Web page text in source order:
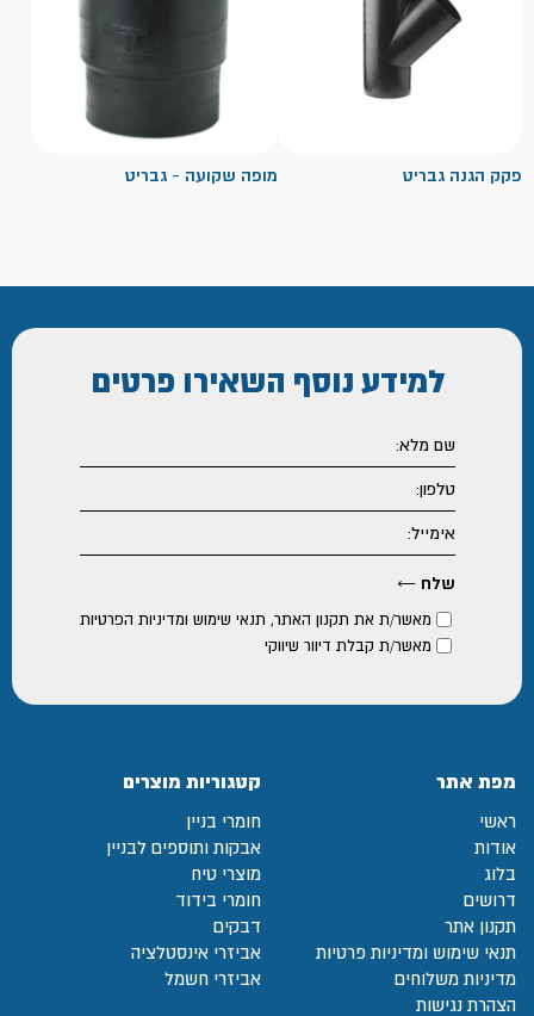
פקק הגנה גבריט מופה שקועה - גבריט
למידע נוסף השאירו פרטים
מאשר/ת את תקנון האתר, תנאי שימוש ומדיניות הפרטיות
מאשר/ת קבלת דיוור שיווקי
מפת אתר
ראשי
אודות
בלוג
דרושים
תקנון אתר
תנאי שימוש ומדיניות פרטיות
מדיניות משלוחים
הצהרת נגישות
קטגוריות מוצרים
חומרי בניין
אבקות ותוספים לבניין
מוצרי טיח
חומרי בידוד
דבקים
אביזרי אינסטלציה
אביזרי חשמל